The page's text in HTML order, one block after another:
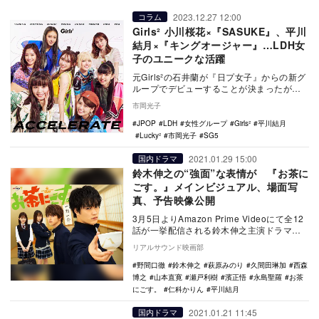
コラム 2023.12.27 12:00
Girls² 小川桜花×『SASUKE』、平川
結月×『キングオージャー』…LDH女
子のユニークな活躍
元Girls²の石井蘭が『日プ女子』からの新グ
ループでデビューすることが決まったが、
現在のLDHにもユニークなスキルを活かし
て活…
市岡光子
JPOP
LDH 女性グループ Girls²
平川結月
Lucky²
市岡光子 SG5
国内ドラマ 2021.01.29 15:00
鈴木伸之の“強面”な表情が 『お茶に
ごす。』メインビジュアル、場面写
真、予告映像公開
3月5日よりAmazon Prime Videoにて全12
話が一挙配信される鈴木伸之主演ドラマ
『お茶にごす。』のメインビジュアル…
リアルサウンド映画部
野間口徹
鈴木伸之 萩原みのり 久間田琳加
西森
博之
山本直寛 瀬戸利樹 濱正悟 永島聖羅
お茶
にごす。
仁科かりん 平川結月
国内ドラマ 2021.01.21 11:45